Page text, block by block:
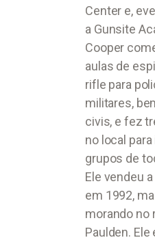
Center e,
a Gunsite
Cooper
aulas de
rifle para
militares,
civis, e fez
no local
grupos de
Ele vendeu
em 1992,
morando no
Paulden. Ele